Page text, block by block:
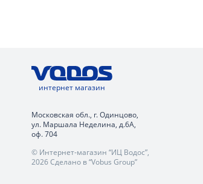
интернет магазин
Московская обл., г. Одинцово,
ул. Маршала Неделина, д.6А,
оф. 704
© Интернет-магазин “ИЦ Водос”,
2026 Сделано в “Vobus Group”